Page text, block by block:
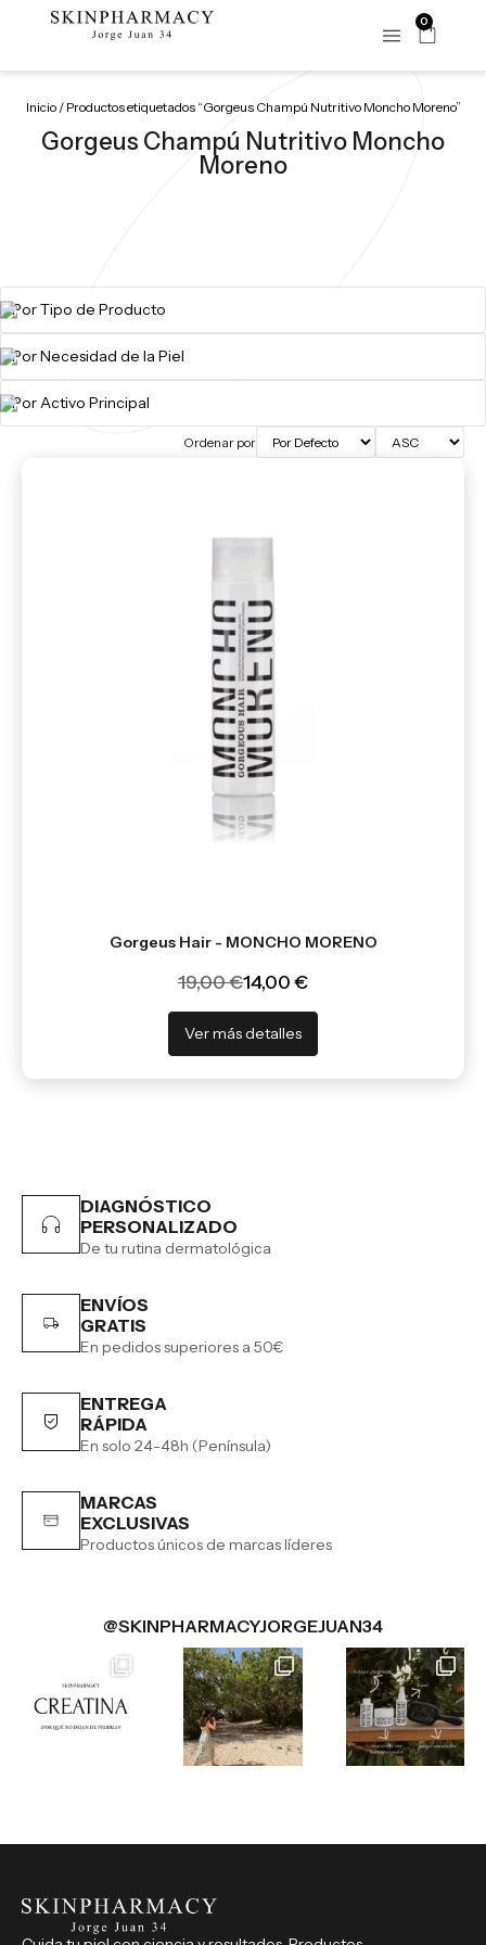
0
Inicio/ Productos etiquetados “Gorgeus Champú Nutritivo Moncho Moreno”
Gorgeus Champú Nutritivo Moncho
Moreno
Ordenar por
Gorgeus Hair - MONCHO MORENO
19,00 €14,00 €
Ver más detalles
DIAGNÓSTICO
PERSONALIZADO
De tu rutina dermatológica
ENVÍOS
GRATIS
En pedidos superiores a 50€
ENTREGA
RÁPIDA
En solo 24-48h (Península)
MARCAS
EXCLUSIVAS
Productos únicos de marcas líderes
@SKINPHARMACYJORGEJUAN34